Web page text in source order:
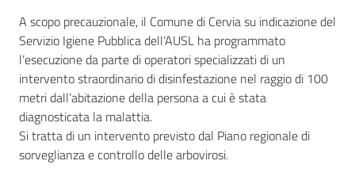
A scopo precauzionale, il Comune di Cervia su indicazione del
Servizio Igiene Pubblica dell’AUSL ha programmato
l’esecuzione da parte di operatori specializzati di un
intervento straordinario di disinfestazione nel raggio di 100
metri dall’abitazione della persona a cui è stata
diagnosticata la malattia.
Si tratta di un intervento previsto dal Piano regionale di
sorveglianza e controllo delle arbovirosi.